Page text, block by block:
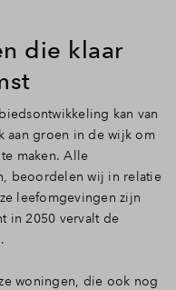
die klaar
kan van
aan groen in de wijk om
maken. Alle
beoordelen wij in relatie
leefomgevingen zijn
in 2050 vervalt de
woningen, die ook nog